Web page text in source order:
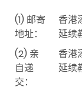
(1) 邮寄
地址：
香港
延续
(2) 亲
自递
交：
香港
延续